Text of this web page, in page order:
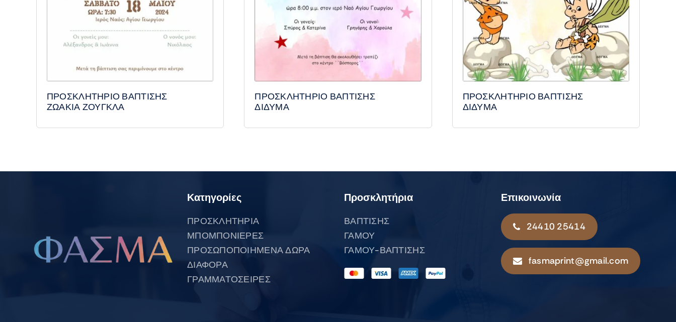
ΠΡΟΣΚΛΗΤΗΡΙΟ ΒΑΠΤΙΣΗΣ
ΖΩΑΚΙΑ ΖΟΥΓΚΛΑ
ΠΡΟΣΚΛΗΤΗΡΙΟ ΒΑΠΤΙΣΗΣ
ΔΙΔΥΜΑ
ΠΡΟΣΚΛΗΤΗΡΙΟ ΒΑΠΤΙΣΗΣ
ΔΙΔΥΜΑ
Κατηγορίες
ΠΡΟΣΚΛΗΤΗΡΙΑ
ΜΠΟΜΠΟΝΙΕΡΕΣ
ΠΡΟΣΩΠΟΠΟΙΗΜΕΝΑ ΔΩΡΑ
ΔΙΑΦΟΡΑ
ΓΡΑΜΜΑΤΟΣΕΙΡΕΣ
Προσκλητήρια
ΒΑΠΤΙΣΗΣ
ΓΑΜΟΥ
ΓΑΜΟΥ-ΒΑΠΤΙΣΗΣ
Επικοινωνία
24410 25414
fasmaprint@gmail.com